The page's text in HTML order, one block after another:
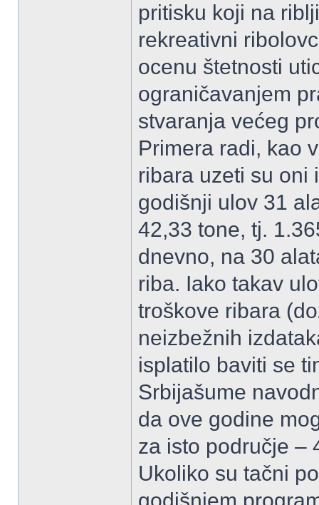
pritisku koji na
rekreativni
ocenu štetnosti
ograničavanjem
stvaranja većeg
Primera radi, kao
ribara uzeti su oni
godišnji ulov 31
42,33 tone, tj.
dnevno, na 30
riba. Iako takav
troškove ribara
neizbežnih
isplatilo baviti se
Srbijašume
da ove godine
za isto područje –
Ukoliko su tačni